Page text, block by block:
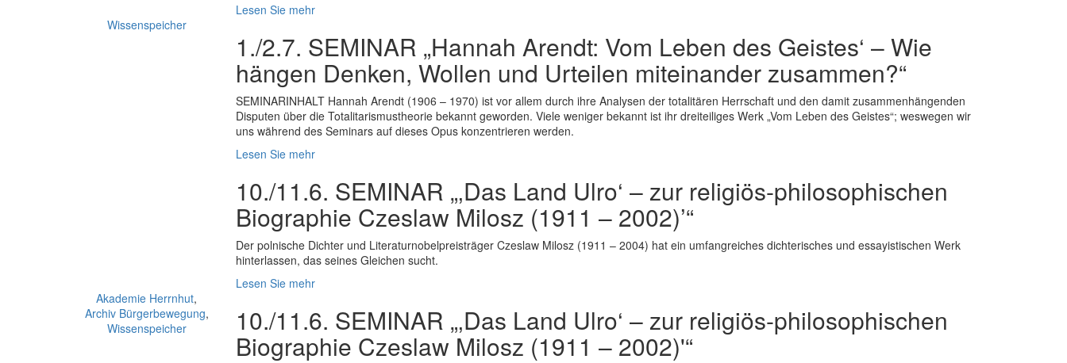
Lesen Sie mehr
Wissenspeicher
1./2.7. SEMINAR „Hannah Arendt: Vom Leben des Geistes‘ – Wie
hängen Denken, Wollen und Urteilen miteinander zusammen?“
SEMINARINHALT Hannah Arendt (1906 – 1970) ist vor allem durch ihre Analysen der totalitären Herrschaft und den damit zusammenhängenden
Disputen über die Totalitarismustheorie bekannt geworden. Viele weniger bekannt ist ihr dreiteiliges Werk „Vom Leben des Geistes“; weswegen wir
uns während des Seminars auf dieses Opus konzentrieren werden.
Lesen Sie mehr
10./11.6. SEMINAR „‚Das Land Ulro‘ – zur religiös-philosophischen
Biographie Czeslaw Milosz (1911 – 2002)’“
Der polnische Dichter und Literaturnobelpreisträger Czeslaw Milosz (1911 – 2004) hat ein umfangreiches dichterisches und essayistischen Werk
hinterlassen, das seines Gleichen sucht.
Lesen Sie mehr
Akademie Herrnhut,
Archiv Bürgerbewegung,
Wissenspeicher
10./11.6. SEMINAR „‚Das Land Ulro‘ – zur religiös-philosophischen
Biographie Czeslaw Milosz (1911 – 2002)'“